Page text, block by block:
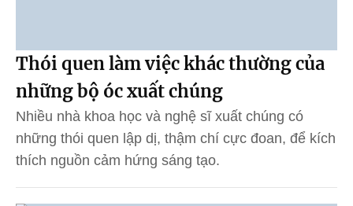
Thói quen làm việc khác thường của
những bộ óc xuất chúng
Nhiều nhà khoa học và nghệ sĩ xuất chúng có
những thói quen lập dị, thậm chí cực đoan, để kích
thích nguồn cảm hứng sáng tạo.